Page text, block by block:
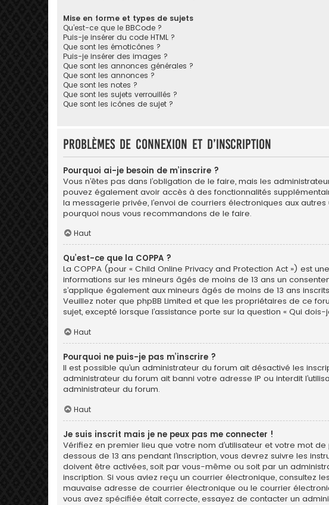
Mise en forme et types de sujets
Qu’est-ce que le BBCode ?
Puis-je insérer du code HTML ?
Que sont les émoticônes ?
Puis-je insérer des images ?
Que sont les annonces générales ?
Que sont les annonces ?
Que sont les notes ?
Que sont les sujets verrouillés ?
Que sont les icônes de sujet ?
Problèmes de connexion et d’inscription
Pourquoi ai-je besoin de m’inscrire ?
Vous n’êtes pas dans l’obligation de le faire, mais les
pouvez également avoir accès à des fonctionnalités
la messagerie privée, l’envoi de courriers électroniques aux autres
pourquoi nous vous recommandons de le faire.
Haut
Qu’est-ce que la COPPA ?
La COPPA (pour « Child Online Privacy and Protection Act ») est
informations sur les mineurs âgés de moins de 13 ans un
s’applique également aux mineurs âgés de moins de 13 ans
Veuillez noter que phpBB Limited et que les propriétaires de ce
sujet, excepté lorsque l’assistance porte sur la question « Qui
Haut
Pourquoi ne puis-je pas m’inscrire ?
Il est possible qu’un administrateur du forum ait désactivé les
administrateur du forum ait banni votre adresse IP ou interdit
administrateur du forum.
Haut
Je suis inscrit mais je ne peux pas me connecter !
Vérifiez en premier lieu que votre nom d’utilisateur et votre mot
dessous de 13 ans pendant l’inscription, vous devrez suivre les
doivent être activées, soit par vous-même ou soit par un
inscription. Si vous aviez reçu un courrier électronique, consultez
mauvaise adresse de courrier électronique ou le courrier
vous avez spécifiée était correcte, essayez de contacter un